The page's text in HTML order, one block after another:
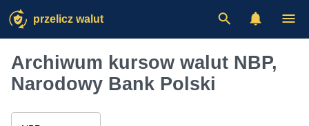
przelicz walut
Archiwum kursow walut NBP,
Narodowy Bank Polski